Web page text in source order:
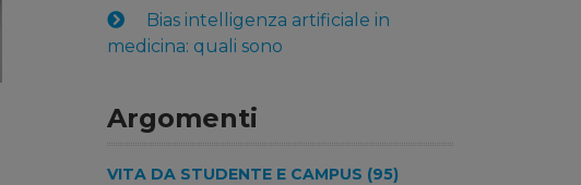
Bias intelligenza artificiale in
medicina: quali sono
Argomenti
VITA DA STUDENTE E CAMPUS (95)